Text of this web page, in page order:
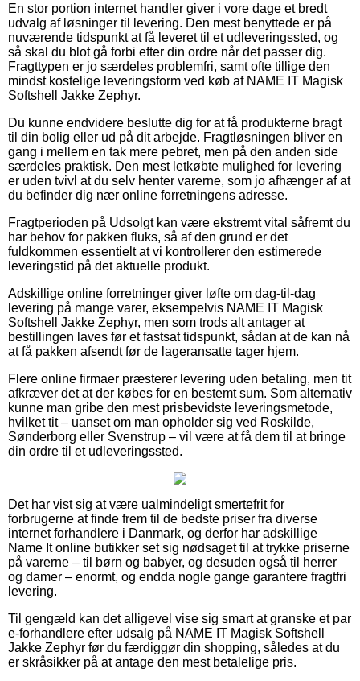
En stor portion internet handler giver i vore dage et bredt
udvalg af løsninger til levering. Den mest benyttede er på
nuværende tidspunkt at få leveret til et udleveringssted, og
så skal du blot gå forbi efter din ordre når det passer dig.
Fragttypen er jo særdeles problemfri, samt ofte tillige den
mindst kostelige leveringsform ved køb af NAME IT Magisk
Softshell Jakke Zephyr.
Du kunne endvidere beslutte dig for at få produkterne bragt
til din bolig eller ud på dit arbejde. Fragtløsningen bliver en
gang i mellem en tak mere pebret, men på den anden side
særdeles praktisk. Den mest letkøbte mulighed for levering
er uden tvivl at du selv henter varerne, som jo afhænger af at
du befinder dig nær online forretningens adresse.
Fragtperioden på Udsolgt kan være ekstremt vital såfremt du
har behov for pakken fluks, så af den grund er det
fuldkommen essentielt at vi kontrollerer den estimerede
leveringstid på det aktuelle produkt.
Adskillige online forretninger giver løfte om dag-til-dag
levering på mange varer, eksempelvis NAME IT Magisk
Softshell Jakke Zephyr, men som trods alt antager at
bestillingen laves før et fastsat tidspunkt, sådan at de kan nå
at få pakken afsendt før de lageransatte tager hjem.
Flere online firmaer præsterer levering uden betaling, men tit
afkræver det at der købes for en bestemt sum. Som alternativ
kunne man gribe den mest prisbevidste leveringsmetode,
hvilket tit – uanset om man opholder sig ved Roskilde,
Sønderborg eller Svenstrup – vil være at få dem til at bringe
din ordre til et udleveringssted.
Det har vist sig at være ualmindeligt smertefrit for
forbrugerne at finde frem til de bedste priser fra diverse
internet forhandlere i Danmark, og derfor har adskillige
Name It online butikker set sig nødsaget til at trykke priserne
på varerne – til børn og babyer, og desuden også til herrer
og damer – enormt, og endda nogle gange garantere fragtfri
levering.
Til gengæld kan det alligevel vise sig smart at granske et par
e-forhandlere efter udsalg på NAME IT Magisk Softshell
Jakke Zephyr før du færdiggør din shopping, således at du
er skråsikker på at antage den mest betalelige pris.